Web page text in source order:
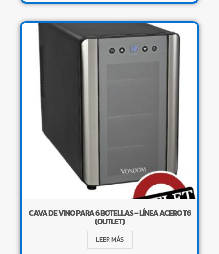
CAVA DE VINO PARA 6 BOTELLAS – LÍNEA ACERO T6
(OUTLET)
LEER MÁS